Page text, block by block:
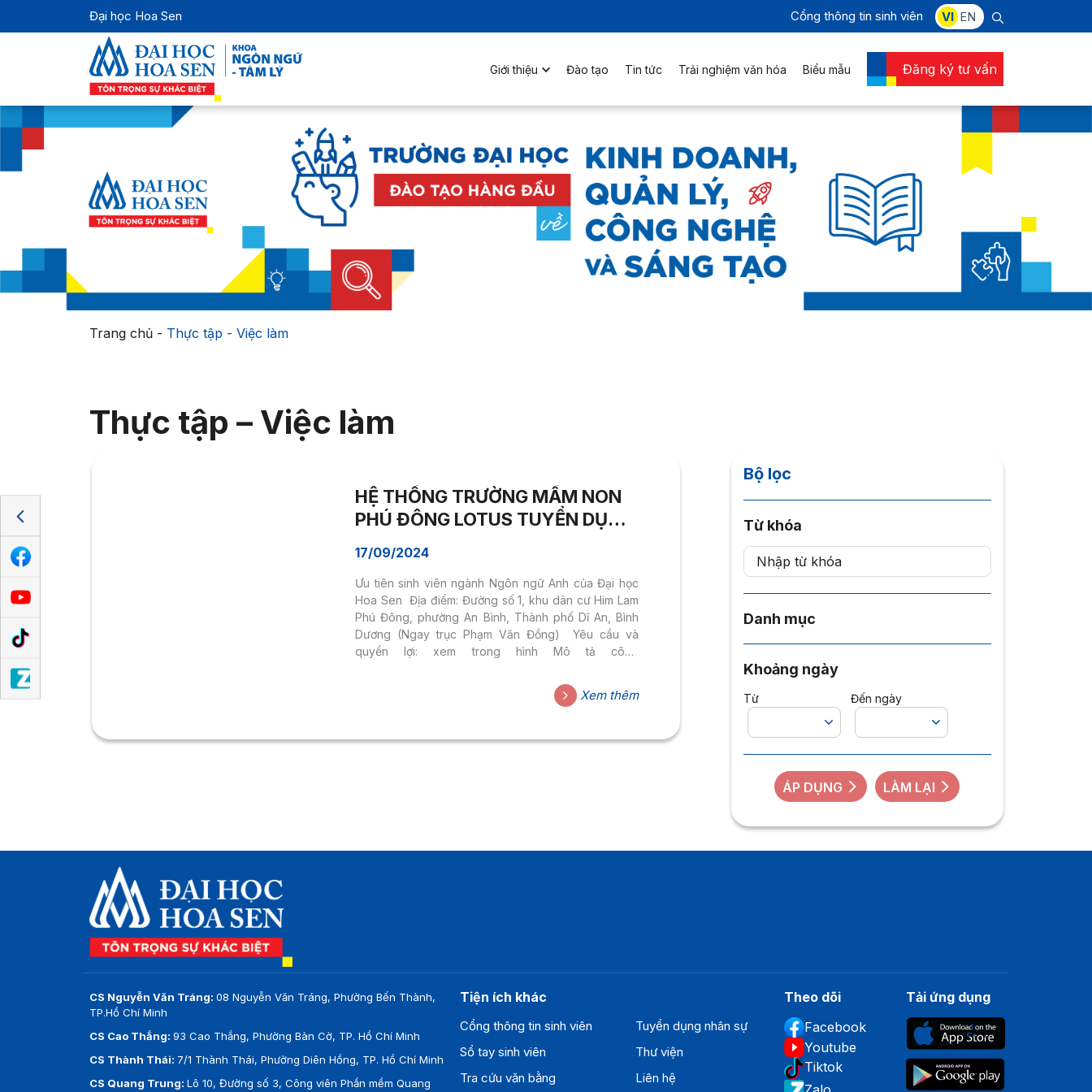
Đại học Hoa Sen Cổng thông tin sinh viên VI EN
Giới thiệu Đào tạo Tin tức Trải nghiệm văn hóa Biểu mẫu Đăng ký tư vấn
Trang chủ- Thực tập - Việc làm
Thực tập – Việc làm
HỆ THỐNG TRƯỜNG MẦM NON
PHÚ ĐÔNG LOTUS TUYỂN DỤNG
TIẾNG ANH
17/09/2024
Ưu tiên sinh viên ngành Ngôn ngữ Anh của Đại học
Hoa Sen Địa điểm: Đường số 1, khu dân cư Him Lam
Phú Đông, phường An Bình, Thành phố Dĩ An, Bình
Dương (Ngay trục Phạm Văn Đồng) Yêu cầu và
quyền lợi: xem trong hình Mô tả công
…/1djWcF4zC99HVuCpSMjs…/view… Thông tin liên
hệ:– Website: https://phudonglotus.edu.vn/–
Gửi CV đến: Tuyendung@phudonggroup.com–
Xem thêm
Bộ lọc
Từ khóa
Danh mục
Khoảng ngày
Từ Đến ngày
ÁP DỤNG LÀM LẠI
CS Nguyễn Văn Tráng: 08 Nguyễn Văn Tráng, Phường Bến Thành,
TP.Hồ Chí Minh
CS Cao Thắng: 93 Cao Thắng, Phường Bàn Cờ, TP. Hồ Chí Minh
CS Thành Thái: 7/1 Thành Thái, Phường Diên Hồng, TP. Hồ Chí Minh
CS Quang Trung: Lô 10, Đường số 3, Công viên Phần mềm Quang
Tiện ích khác
Cổng thông tin sinh viên
Sổ tay sinh viên
Tra cứu văn bằng
Tuyển dụng nhân sự
Thư viện
Liên hệ
Theo dõi
Facebook
Youtube
Tiktok
Tải ứng dụng